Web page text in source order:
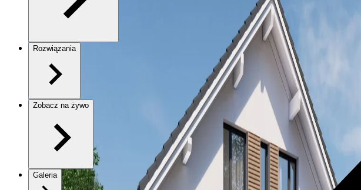
Rozwiązania
Zobacz na żywo
Galeria